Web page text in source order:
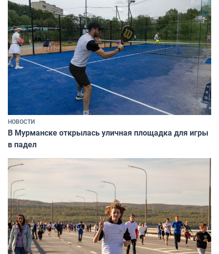
НОВОСТИ
В Мурманске открылась уличная площадка для игры
в падел